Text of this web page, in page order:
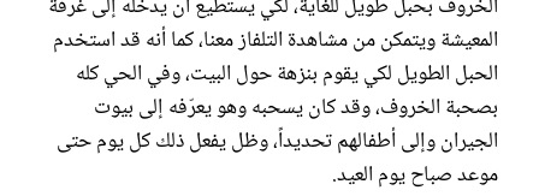
الخروف بحبل طويل للغاية، لكي يستطيع أن يدخله إلى غرفة
المعيشة ويتمكن من مشاهدة التلفاز معنا، كما أنه قد استخدم
الحبل الطويل لكي يقوم بنزهة حول البيت، وفي الحي كله
بصحبة الخروف، وقد كان يسحبه وهو يعرّفه إلى بيوت
الجيران وإلى أطفالهم تحديداً، وظل يفعل ذلك كل يوم حتى
موعد صباح يوم العيد.